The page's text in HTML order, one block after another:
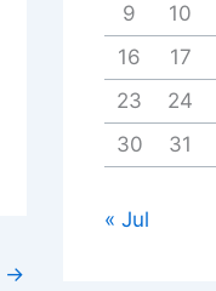
→
9
10
16
17
23
24
30
31
« Jul